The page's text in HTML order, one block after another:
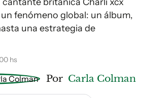
fenómeno global: un álbum,
una estrategia de
hs
Por Carla Colman